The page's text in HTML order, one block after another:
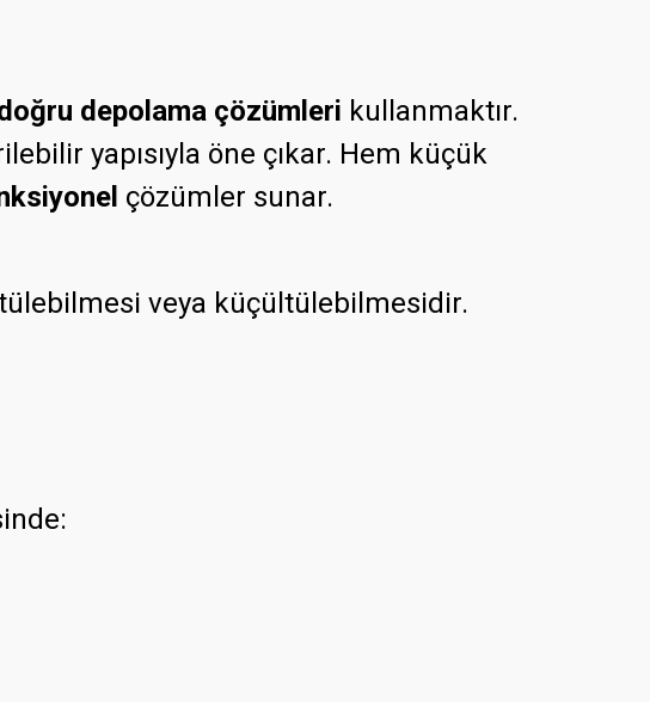
depolama çözümleri kullanmaktır.
yapısıyla öne çıkar. Hem küçük
çözümler sunar.
veya küçültülebilmesidir.